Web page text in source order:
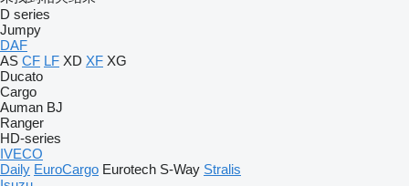
D series
Jumpy
DAF
AS CF LF XD XF XG
Ducato
Cargo
Auman BJ
Ranger
HD-series
IVECO
Daily EuroCargo Eurotech S-Way Stralis